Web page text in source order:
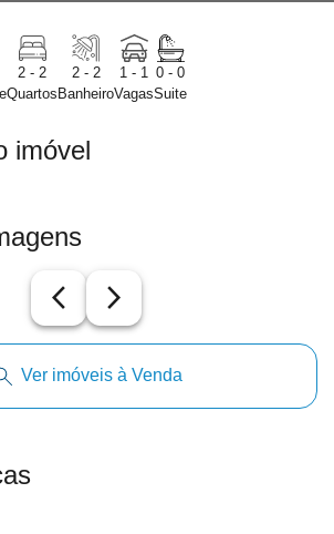
2 - 2
Quartos
2 - 2
Banheiro
1 - 1
Vagas
0 - 0
Suite
imóvel
arrow_back_ios_new arrow_forward_ios
Ver imóveis à Venda